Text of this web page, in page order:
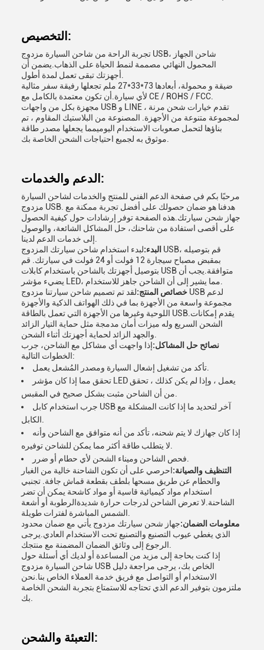
التخصيص:
تجربة الراحة من شاحن السيارة مزدوج USB، شاحن الجهاز
المحمول النهائي مصممة لنمط الحياة على الذهاب.يضمن أن
ضيقة و محمولة، أبعادها 73*33*27 ملم تجعلها رفيقة سفر مثالية
لأي سيارة.أن تكون معتمدة بالكامل مع CE / ROHS / FCC.
مجهزة بكل من واجهات USB و LINE ، تقدم خيارات شحن مرنة
لمجموعة متنوعة من الأجهزة. المصنوعة من البلاستيك المقاوم ، تم
بناؤها لتحمل صعوبات الاستخدام اليوميمما يجعلها مصدر طاقة
الدعم والخدمات:
مرحبًا بكم في صفحة الدعم الفني للمنتج والخدمات لشاحن السيارة
مزدوج USB. هدفنا هو ضمان حصولك على أفضل تجربة ممكنة مع
جهاز شحن سيارتك.هذه الصفحة توفر إرشادات حول كيفية الحصول
على أقصى استفادة من شاحنك، حل المشاكل الشائعة، والوصول
البدء:لبدء استخدام شاحن سيارتك المزدوج USB، قم بتوصيله
بمقبض مصباح سيجارة 12 فولت أو 24 فولت في سيارتك. قم
بتوصيل أجهزتك بالشاحن باستخدام كابلات USB متوافقة.يجب أن
خصائص المنتج:لقد تم تصميم شاحن سيارتنا مزدوج USB لدعم
مجموعة واسعة من الأجهزة بما في ذلك الهواتف الذكية والأجهزة
اللوحية وغيرها من الأجهزة التي تعمل بالطاقة USB.يقدم إمكانات
الشحن السريع وله ميزات أمان مدمجة مثل حماية التيار الزائد
نصائح حل المشاكل:إذا واجهت أي مشاكل مع الشاحن، جرب
الخطوات التالية:
تحقق مما إذا كان مؤشر LED يعمل ، وإذا لم يكن كذلك ، تحقق
جرب استخدام كابل USB آخر لتحديد ما إذا كانت المشكلة مع
إذا كان جهازك لا يتم شحنه، تأكد من أنه متوافق مع الشاحن وأنه
التنظيف والصيانة:احرصي على أن تكون الشاحنة خالية من الغبار
والحطام عن طريق مسحها بلطف بقطعة قماش جافة. تجنبي
استخدام مواد كيميائية قاسية أو مواد كاشحة يمكن أن تضر
الشاحنة.لا تعرض الشاحن لدرجات حرارة شديدةالرطوبة أو أشعة
معلومات الضمان:جهاز شحن سيارتك مزدوج يأتي مع ضمان محدود
الذي يغطي عيوب التصنيع والتصنيع تحت الاستخدام العادي.يرجى
إذا كنت بحاجة إلى مزيد من المساعدة أو لديك أي أسئلة حول
شاحن السيارة مزدوج USB الخاص بك، يرجى مراجعة دليل
الاستخدام أو التواصل مع فريق خدمة العملاء الخاص بنا.نحن
ملتزمون بتوفير الدعم الذي تحتاجه للاستمتاع بتجربة الشحن الخاصة
التعبئة والشحن: